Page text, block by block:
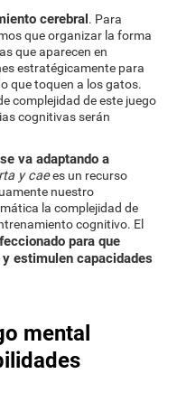
cerebral. Para
que organizar la forma
que aparecen en
estratégicamente para
que toquen a los gatos.
complejidad de este juego
cognitivas serán
va adaptando a
y caees un recurso
nuestro
la complejidad de
cognitivo. El
para que
estimulen capacidades
mental